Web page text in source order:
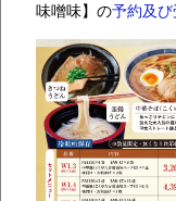
味噌味】の予約及